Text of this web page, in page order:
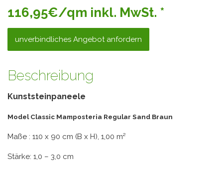
116,95€/qm inkl. MwSt. *
unverbindliches Angebot anfordern
Beschreibung
Kunststeinpaneele
Model Classic Mamposteria Regular Sand Braun
Maße : 110 x 90 cm (B x H), 1,00 m²
Stärke: 1,0 – 3,0 cm